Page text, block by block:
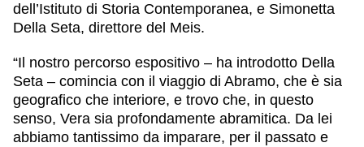
dell’Istituto di Storia Contemporanea, e Simonetta
Della Seta, direttore del Meis.
“Il nostro percorso espositivo – ha introdotto Della
Seta – comincia con il viaggio di Abramo, che è sia
geografico che interiore, e trovo che, in questo
senso, Vera sia profondamente abramitica. Da lei
abbiamo tantissimo da imparare, per il passato e